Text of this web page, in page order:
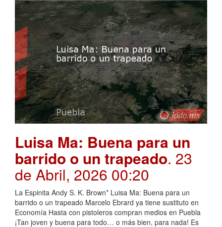
Luisa Ma: Buena para un
barrido o un trapeado. 23
de Abril, 2026 00:20
La Espinita Andy S. K. Brown* Luisa Ma: Buena para un
barrido o un trapeado Marcelo Ebrard ya tiene sustituto en
Economía Hasta con pistoleros compran medios en Puebla
¡Tan joven y buena para todo… o más bien, para nada! Es